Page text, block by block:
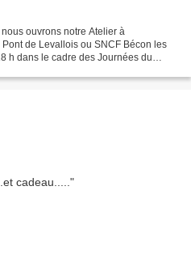
ouvrons notre Atelier à
de Levallois ou SNCF Bécon les
h dans le cadre des Journées du